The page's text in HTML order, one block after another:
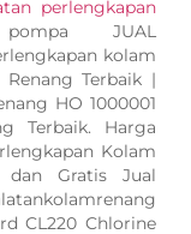
perlengkapan
JUAL
kolam
Terbaik |
HO 1000001
Terbaik. Harga
Kolam
dan Gratis Jual
CL220 Chlorine